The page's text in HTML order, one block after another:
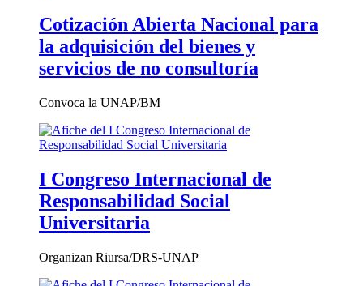
Cotización Abierta Nacional para
la adquisición del bienes y
servicios de no consultoría
Convoca la UNAP/BM
I Congreso Internacional de
Responsabilidad Social
Universitaria
Organizan Riursa/DRS-UNAP